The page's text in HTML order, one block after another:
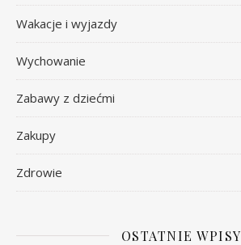
Wakacje i wyjazdy
Wychowanie
Zabawy z dziećmi
Zakupy
Zdrowie
OSTATNIE WPISY